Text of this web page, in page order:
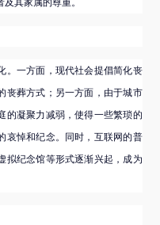
。一方面，现代社会提倡简化丧
丧葬方式；另一方面，由于城市
的凝聚力减弱，使得一些繁琐的
哀悼和纪念。同时，互联网的普
拟纪念馆等形式逐渐兴起，成为